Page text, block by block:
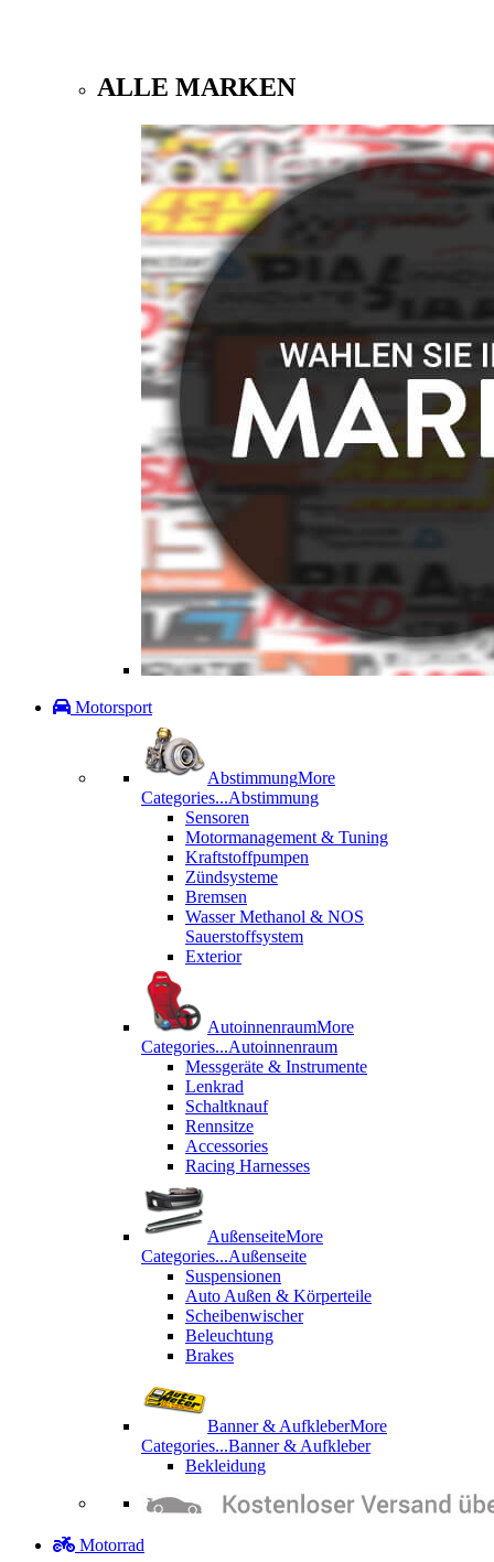
ALLE MARKEN
Motorsport
AbstimmungMore
Categories...Abstimmung
Sensoren
Motormanagement & Tuning
Kraftstoffpumpen
Zündsysteme
Bremsen
Wasser Methanol & NOS
Sauerstoffsystem
Exterior
AutoinnenraumMore
Categories...Autoinnenraum
Messgeräte & Instrumente
Lenkrad
Schaltknauf
Rennsitze
Accessories
Racing Harnesses
AußenseiteMore
Categories...Außenseite
Suspensionen
Auto Außen & Körperteile
Scheibenwischer
Beleuchtung
Brakes
Banner & AufkleberMore
Categories...Banner & Aufkleber
Bekleidung
Motorrad